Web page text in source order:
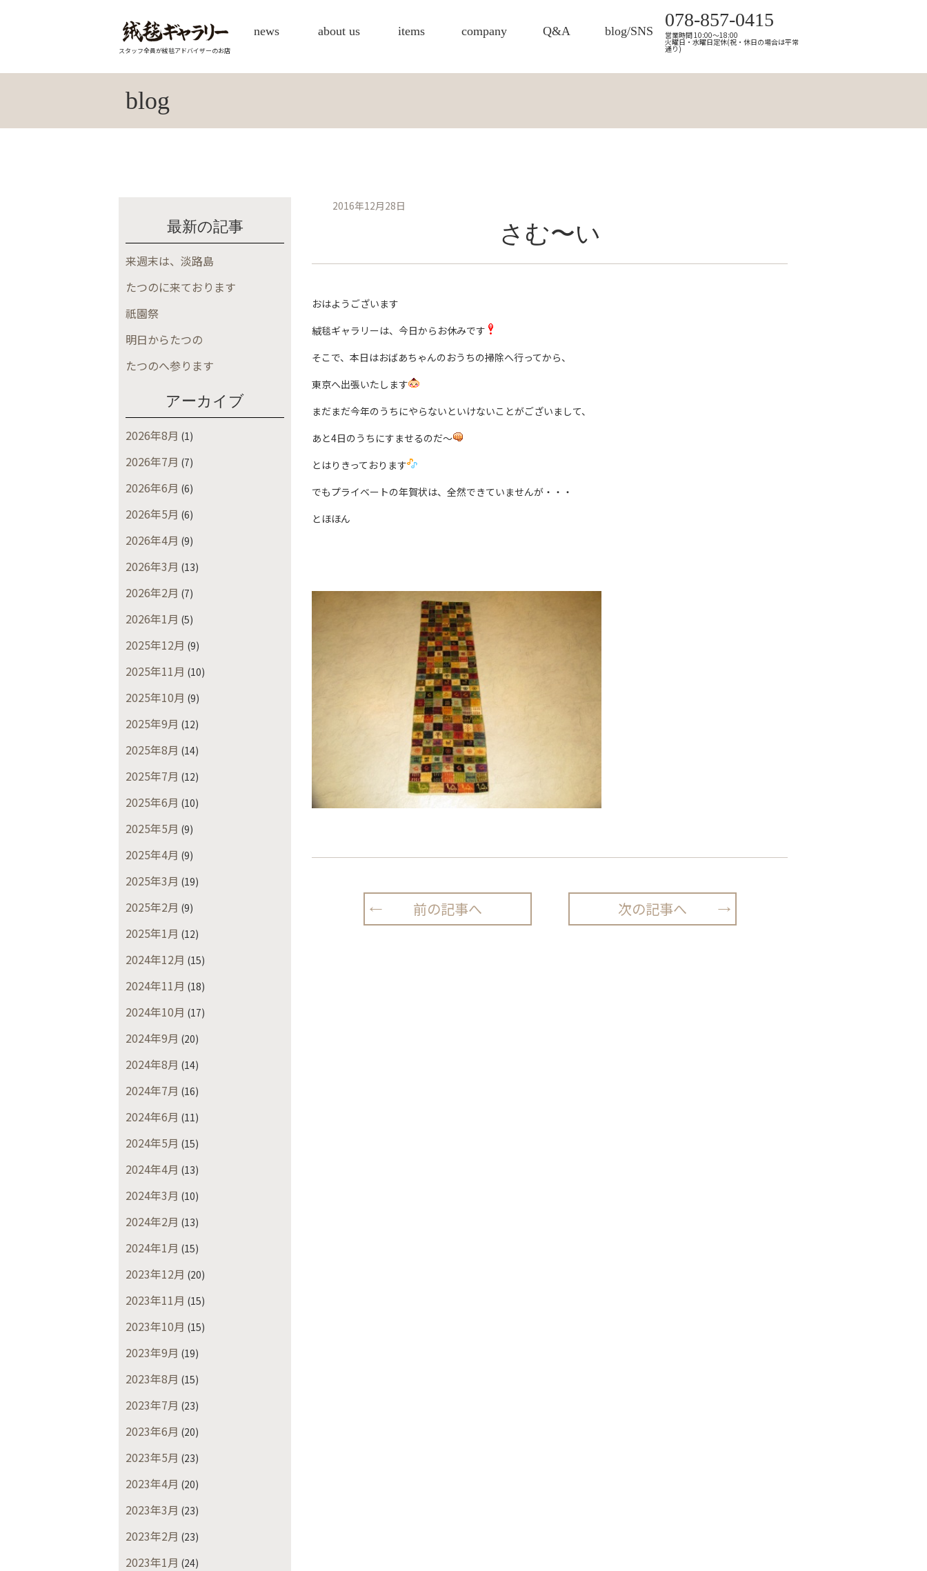
スタッフ全員が絨毯アドバイザーのお店
news about us items company Q&A blog/SNS
078-857-0415
営業時間 10:00～18:00
火曜日・水曜日定休(祝・休日の場合は平常
通り)
blog
最新の記事
来週末は、淡路島
たつのに来ております
祇園祭
明日からたつの
たつのへ参ります
アーカイブ
2026年8月 (1)
2026年7月 (7)
2026年6月 (6)
2026年5月 (6)
2026年4月 (9)
2026年3月 (13)
2026年2月 (7)
2026年1月 (5)
2025年12月 (9)
2025年11月 (10)
2025年10月 (9)
2025年9月 (12)
2025年8月 (14)
2025年7月 (12)
2025年6月 (10)
2025年5月 (9)
2025年4月 (9)
2025年3月 (19)
2025年2月 (9)
2025年1月 (12)
2024年12月 (15)
2024年11月 (18)
2024年10月 (17)
2024年9月 (20)
2024年8月 (14)
2024年7月 (16)
2024年6月 (11)
2024年5月 (15)
2024年4月 (13)
2024年3月 (10)
2024年2月 (13)
2024年1月 (15)
2023年12月 (20)
2023年11月 (15)
2023年10月 (15)
2023年9月 (19)
2023年8月 (15)
2023年7月 (23)
2023年6月 (20)
2023年5月 (23)
2023年4月 (20)
2023年3月 (23)
2023年2月 (23)
2023年1月 (24)
2016年12月28日
さむ〜い
おはようございます
絨毯ギャラリーは、今日からお休みです
そこで、本日はおばあちゃんのおうちの掃除へ行ってから、
東京へ出張いたします
まだまだ今年のうちにやらないといけないことがございまして、
あと4日のうちにすませるのだ〜
とはりきっております
でもプライベートの年賀状は、全然できていませんが・・・
とほほん
前の記事へ 次の記事へ